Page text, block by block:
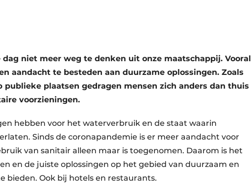
niet meer weg te denken uit onze maatschappij. Vooral
aandacht te besteden aan duurzame oplossingen. Zoals
publieke plaatsen gedragen mensen zich anders dan thuis
voorzieningen.
hebben voor het waterverbruik en de staat waarin
Sinds de coronapandemie is er meer aandacht voor
van sanitair alleen maar is toegenomen. Daarom is het
en de juiste oplossingen op het gebied van duurzaam en
bieden. Ook bij hotels en restaurants.